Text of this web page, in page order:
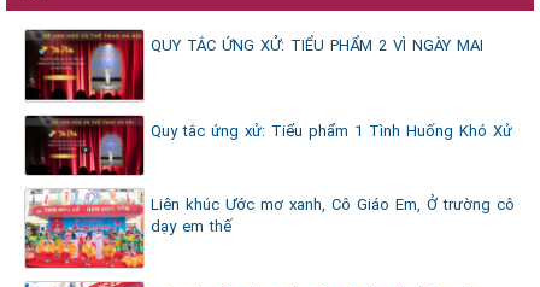
QUY TẮC ỨNG XỬ: TIỂU PHẨM 2 VÌ NGÀY MAI
Quy tắc ứng xử: Tiểu phẩm 1 Tình Huống Khó Xử
Liên khúc Ước mơ xanh, Cô Giáo Em, Ở trường cô
dạy em thế